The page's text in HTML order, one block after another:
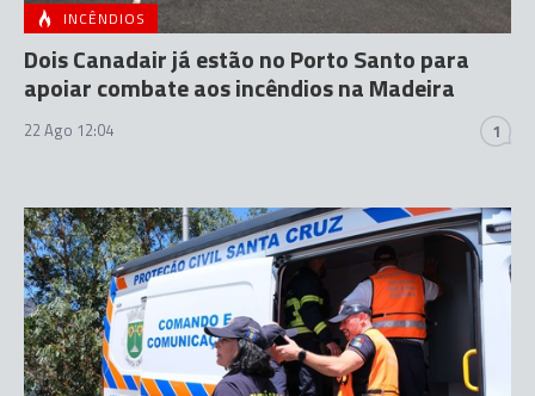
INCÊNDIOS
Dois Canadair já estão no Porto Santo para
apoiar combate aos incêndios na Madeira
22 Ago 12:04 1